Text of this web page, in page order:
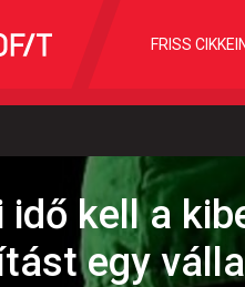
FRISS
idő kell a
egy